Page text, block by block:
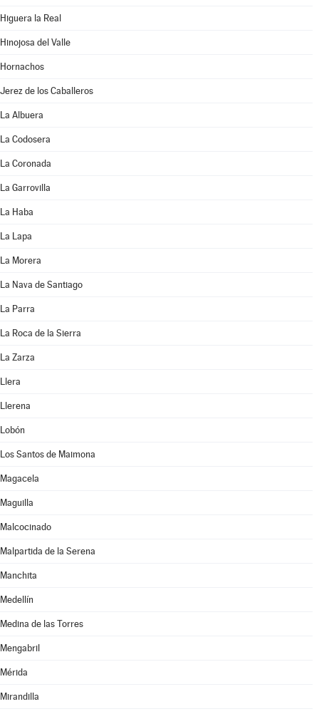
Higuera la Real
Hinojosa del Valle
Hornachos
Jerez de los Caballeros
La Albuera
La Codosera
La Coronada
La Garrovilla
La Haba
La Lapa
La Morera
La Nava de Santiago
La Parra
La Roca de la Sierra
La Zarza
Llera
Llerena
Lobón
Los Santos de Maimona
Magacela
Maguilla
Malcocinado
Malpartida de la Serena
Manchita
Medellín
Medina de las Torres
Mengabril
Mérida
Mirandilla